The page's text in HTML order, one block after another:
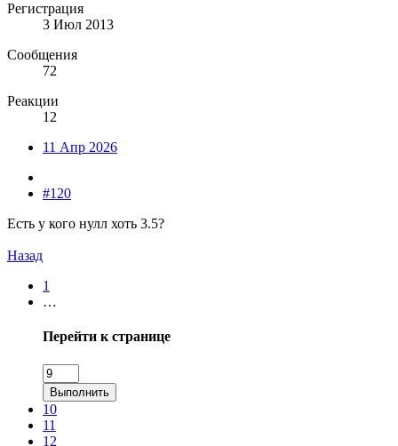
Регистрация
3 Июл 2013
Сообщения
72
Реакции
12
11 Апр 2026
#120
Есть у кого нулл хоть 3.5?
Назад
1
…
Перейти к странице
Выполнить
10
11
12